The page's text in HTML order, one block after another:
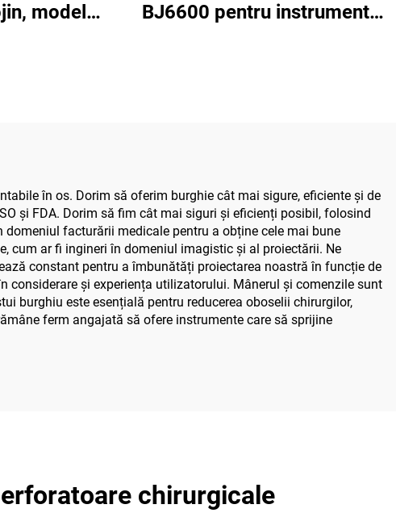
model
BJ6600 pentru instrumente
în os. Dorim să oferim burghie cât mai sigure, eficiente și de
și FDA. Dorim să fim cât mai siguri și eficienți posibil, folosind
facturării medicale pentru a obține cele mai bune
cum ar fi ingineri în domeniul imagistic și al proiectării. Ne
constant pentru a îmbunătăți proiectarea noastră în funcție de
considerare și experiența utilizatorului. Mânerul și comenzile sunt
burghiu este esențială pentru reducerea oboselii chirurgilor,
ferm angajată să ofere instrumente care să sprijine
chirurgicale